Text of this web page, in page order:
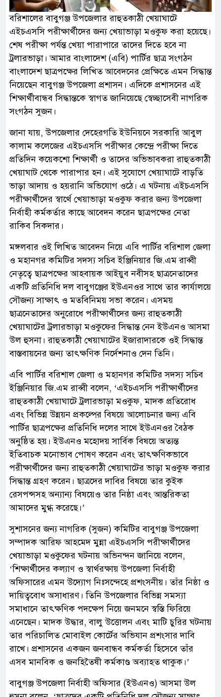
বরিশালের বাবুগঞ্জ উপজেলার রাহুতকাঠী খেয়াঘাটে
এইচএসসি পরীক্ষার্থীদের জন্য খেয়াভাড়া মওকুফ করা হয়েছে।
শেষ পরীক্ষা পর্যন্ত খেয়া পারাপারে তাদের দিতে হবে না
ট্রলারভাড়া। আমার বাংলাদেশ (এবি) পার্টির ছাত্র সংগঠন
বাংলাদেশ ছাত্রপক্ষের লিখিত আবেদনের প্রেক্ষিতে এমন সিদ্ধান্ত
নিয়েছেন বাবুগঞ্জ উপজেলা প্রশাসন। এদিকে প্রশাসনের এই
শিক্ষার্থীবান্ধব সিদ্ধান্তকে স্বাগত জানিয়েছে স্বেচ্ছাসেবী নাগরিক
সংগঠন সুজন।
জানা যায়, উপজেলার দেহেরগতি ইউনিয়নে সরকারি আবুল
কালাম কলেজের এইচএসসি পরীক্ষার কেন্দ্রে পরীক্ষা দিতে
প্রতিদিন কয়েকশো শিক্ষার্থী ও তাদের অভিভাবকরা রাহুতকাঠী
খেয়াঘাট থেকে পারাপার হন। এই সুযোগে খেয়াঘাটে বাড়তি
ভাড়া আদায় ও হয়রানি অভিযোগ ওঠে। এ ঘটনায় এইচএসসি
পরীক্ষার্থীদের স্বার্থে খেয়াভাড়া মওকুফ করার জন্য উপজেলা
নির্বাহী কর্মকর্তার কাছে আবেদন করেন ছাত্রপক্ষের নেতা
রাকিব সিকদার।
মঙ্গলবার ওই লিখিত আবেদন নিয়ে এবি পার্টির বরিশাল জেলা
ও মহানগর কমিটির সদস্য সচিব ইঞ্জিনিয়ার জি.এম রাব্বী
নেতৃত্বে ছাত্রপক্ষের আহবায়ক আইয়ুব নবীসহ ছাত্রনেতাদের
একটি প্রতিনিধি দল বাবুগঞ্জের ইউএনওর সাথে তার কার্যালয়ে
সৌজন্য সাক্ষাৎ ও মতবিনিময় সভা করেন। এসময়
ছাত্রনেতাদের অনুরোধে পরীক্ষার্থীদের জন্য রাহুতকাঠী
খেয়াঘাটের ট্রলারভাড়া মওকুফের সিদ্ধান্ত নেন ইউএনও আসমা
উল হুসনা। রাহুতকাঠী খেয়াঘাটের ইজারাদারকে ওই সিদ্ধান্ত
বাস্তবায়নের জন্য তাৎক্ষণিক নির্দেশনাও দেন তিনি।
এবি পার্টির বরিশাল জেলা ও মহানগর কমিটির সদস্য সচিব
ইঞ্জিনিয়ার জি.এম রাব্বী বলেন, ‘এইচএসসি পরীক্ষার্থীদের
রাহুতকাঠী খেয়াঘাটে ট্রলারভাড়া মওকুফ, মাদক প্রতিরোধ
এবং বিভিন্ন উন্নয়ন প্রকল্পের বিষয়ে আলোচনার জন্য এবি
পার্টির ছাত্রপক্ষের প্রতিনিধি দলের সাথে ইউএনওর বৈঠক
অনুষ্ঠিত হয়। ইউএনও মহোদয় সার্বিক বিষয়ে অত্যন্ত
ইতিবাচক মনোভাব পোষণ করেন এবং তাৎক্ষণিকভাবে
পরীক্ষার্থীদের জন্য রাহুতকাঠী খেয়াঘাটের ভাড়া মওকুফ করার
সিদ্ধান্ত গ্রহণ করেন। ছাত্রদের দাবির বিষয়ে তার কুইক
রেসপন্সসহ অন্যান্য বিষয়েও তার নিষ্ঠা এবং আন্তরিকতা
আমাদের মুগ্ধ করেছে।’
সুশাসনের জন্য নাগরিক (সুজন) কমিটির বাবুগঞ্জ উপজেলা
সম্পাদক আরিফ আহমেদ মুন্না এইচএসসি পরীক্ষার্থীদের
খেয়াভাড়া মওকুফের ঘটনায় অভিনন্দন জানিয়ে বলেন,
‘শিক্ষার্থীদের কল্যাণ ও স্বার্থরক্ষায় উপজেলা নির্বাহী
অফিসারের এমন উদ্যোগ নিঃসন্দেহে প্রশংসনীয়। তাঁর নিষ্ঠা ও
দায়িত্ববোধ অসাধারণ। তিনি উপজেলার বিভিন্ন সমস্যা
সমাধানে তাৎক্ষণিক পদক্ষেপ নিয়ে জনমনে স্বস্তি ফিরিয়ে
এনেছেন। মাদক উদ্ধার, বালু উত্তোলন এবং মাটি চুরির ঘটনায়
তার পরিচালিত মোবাইল কোর্টের অভিযান প্রশংসার দাবি
রাখে। প্রশাসনের একজন জনবান্ধব কর্মকর্তা হিসেবে তাঁর
এসব মানবিক ও জনহিতৈষী কর্মকাণ্ড অব্যাহত থাকুক।’
বাবুগঞ্জ উপজেলা নির্বাহী অফিসার (ইউএনও) আসমা উল